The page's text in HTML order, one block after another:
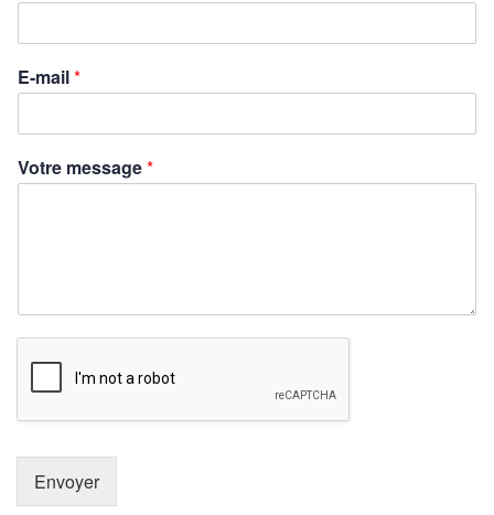
E-mail*
Votre message*
Envoyer